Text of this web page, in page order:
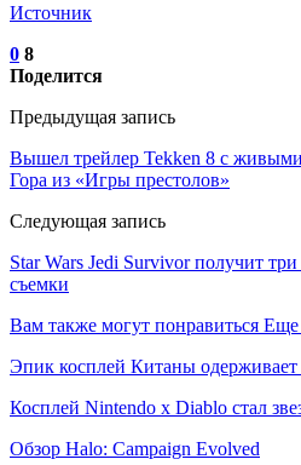
Источник
0 8
Поделится
Предыдущая запись
Вышел трейлер Tekken 8 с
Гора из «Игры престолов»
Следующая запись
Star Wars Jedi Survivor получит
съемки
Вам также могут понравиться Еще
Эпик косплей Китаны
Косплей Nintendo x Diablo стал
Обзор Halo: Campaign Evolved